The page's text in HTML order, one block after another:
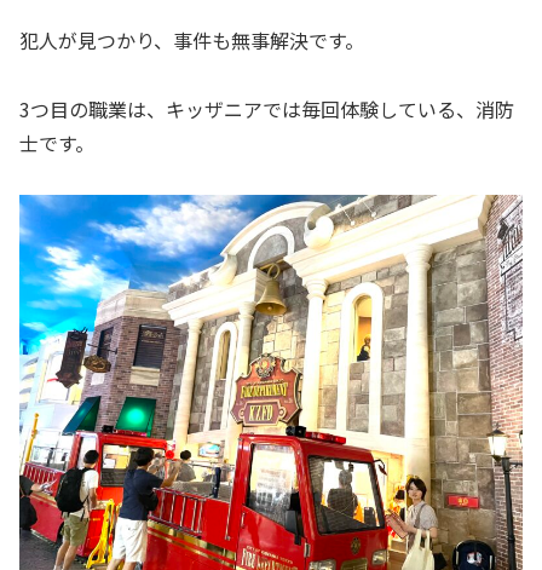
犯人が見つかり、事件も無事解決です。
3つ目の職業は、キッザニアでは毎回体験している、消防
士です。